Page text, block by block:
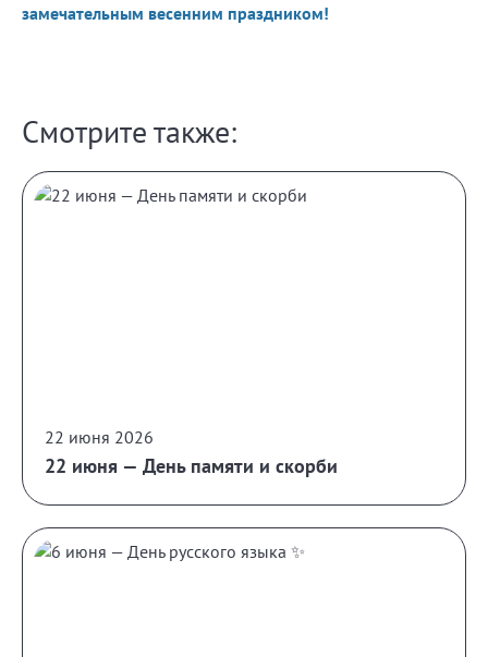
замечательным весенним праздником!
Смотрите также:
22 июня 2026
22 июня — День памяти и скорби